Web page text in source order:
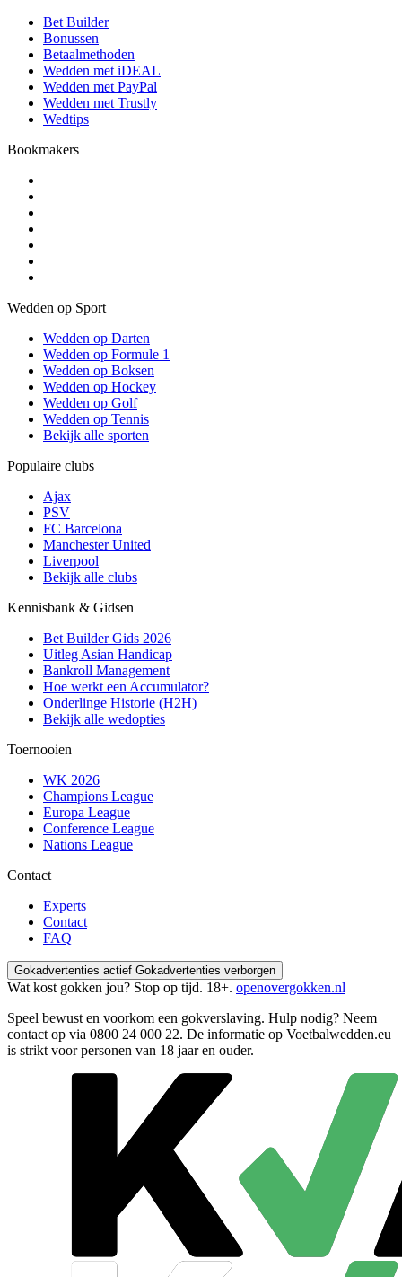
Bet Builder
Bonussen
Betaalmethoden
Wedden met iDEAL
Wedden met PayPal
Wedden met Trustly
Wedtips
Bookmakers
Wedden op Sport
Wedden op Darten
Wedden op Formule 1
Wedden op Boksen
Wedden op Hockey
Wedden op Golf
Wedden op Tennis
Bekijk alle sporten
Populaire clubs
Ajax
PSV
FC Barcelona
Manchester United
Liverpool
Bekijk alle clubs
Kennisbank & Gidsen
Bet Builder Gids 2026
Uitleg Asian Handicap
Bankroll Management
Hoe werkt een Accumulator?
Onderlinge Historie (H2H)
Bekijk alle wedopties
Toernooien
WK 2026
Champions League
Europa League
Conference League
Nations League
Contact
Experts
Contact
FAQ
Gokadvertenties actief Gokadvertenties verborgen
Wat kost gokken jou? Stop op tijd. 18+. openovergokken.nl
Speel bewust en voorkom een gokverslaving. Hulp nodig? Neem
contact op via 0800 24 000 22. De informatie op Voetbalwedden.eu
is strikt voor personen van 18 jaar en ouder.